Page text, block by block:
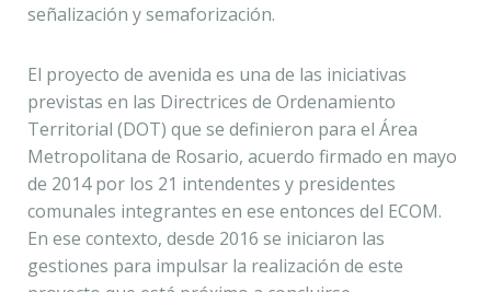
señalización y semaforización.
El proyecto de avenida es una de las iniciativas
previstas en las Directrices de Ordenamiento
Territorial (DOT) que se definieron para el Área
Metropolitana de Rosario, acuerdo firmado en mayo
de 2014 por los 21 intendentes y presidentes
comunales integrantes en ese entonces del ECOM.
En ese contexto, desde 2016 se iniciaron las
gestiones para impulsar la realización de este